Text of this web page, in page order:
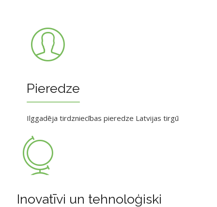
Pieredze
Ilggadēja tirdzniecības pieredze Latvijas tirgū
Inovatīvi un tehnoloģiski